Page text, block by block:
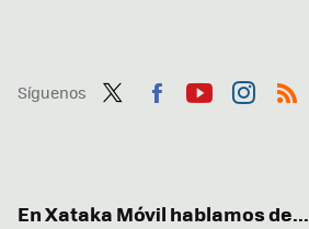
Síguenos
En Xataka Móvil hablamos de...